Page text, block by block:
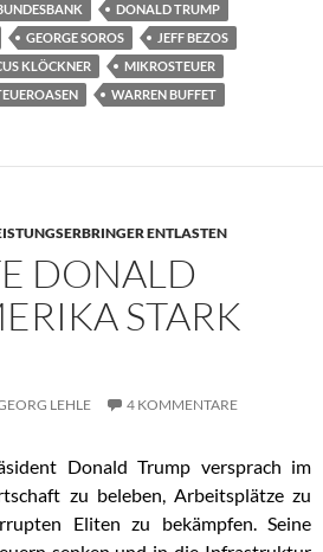
DONALD TRUMP
GEORGE SOROS
JEFF BEZOS
KLÖCKNER
MIKROSTEUER
WARREN BUFFET
ENTLASTEN
DONALD
STARK
LEHLE 4 KOMMENTARE
Donald Trump versprach im
zu beleben, Arbeitsplätze zu
Eliten zu bekämpfen. Seine